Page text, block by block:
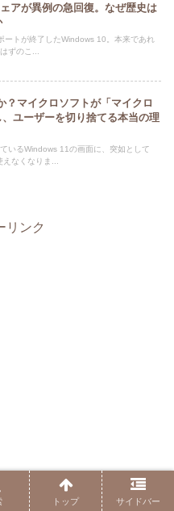
アが異例の急回復。なぜ歴史は
ートが終了したWindows 10。本来であれ
ずのこ...
？マイクロソフトが「マイクロ
ユーザーを切り捨てる本当の理
いるWindows 11の画面に、突如として
なくなりま...
リンク
トップ サイドバー